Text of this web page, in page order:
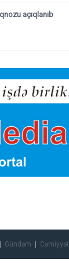
açıqlanıb
Gündəm Cəmiyyət